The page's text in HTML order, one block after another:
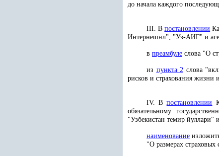
до начала каждого
III. Впостановлении
Интернешнл", "Уз-АИГ" и
в преамбуле слова "О
из пункта 2 слова
рисков и страхования жизни
IV. Впостановлении
обязательному
"Узбекистан темир йуллари"
наименование
"О размерах страховых